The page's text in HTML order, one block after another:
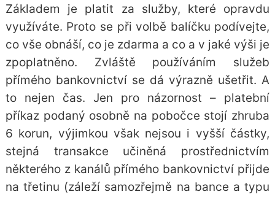
Základem je platit za služby, které opravdu
využíváte. Proto se při volbě balíčku podívejte,
co vše obnáší, co je zdarma a co a v jaké výši je
zpoplatněno. Zvláště používáním služeb
přímého bankovnictví se dá výrazně ušetřit. A
to nejen čas. Jen pro názornost – platební
příkaz podaný osobně na pobočce stojí zhruba
6 korun, výjimkou však nejsou i vyšší částky,
stejná transakce učiněná prostřednictvím
některého z kanálů přímého bankovnictví přijde
na třetinu (záleží samozřejmě na bance a typu